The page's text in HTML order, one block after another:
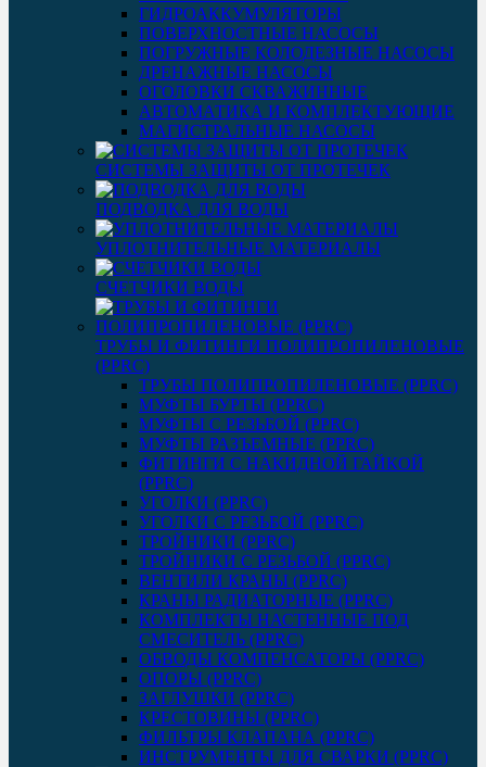
ГИДРОАККУМУЛЯТОРЫ
ПОВЕРХНОСТНЫЕ НАСОСЫ
ПОГРУЖНЫЕ КОЛОДЕЗНЫЕ НАСОСЫ
ДРЕНАЖНЫЕ НАСОСЫ
ОГОЛОВКИ СКВАЖИННЫЕ
АВТОМАТИКА И КОМПЛЕКТУЮЩИЕ
МАГИСТРАЛЬНЫЕ НАСОСЫ
СИСТЕМЫ ЗАЩИТЫ ОТ ПРОТЕЧЕК
ПОДВОДКА ДЛЯ ВОДЫ
УПЛОТНИТЕЛЬНЫЕ МАТЕРИАЛЫ
СЧЕТЧИКИ ВОДЫ
ТРУБЫ И ФИТИНГИ ПОЛИПРОПИЛЕНОВЫЕ
(PPRC)
ТРУБЫ ПОЛИПРОПИЛЕНОВЫЕ (PPRC)
МУФТЫ БУРТЫ (PPRC)
МУФТЫ C РЕЗЬБОЙ (PPRC)
МУФТЫ РАЗЪЕМНЫЕ (PPRC)
ФИТИНГИ С НАКИДНОЙ ГАЙКОЙ
(PPRC)
УГОЛКИ (PPRC)
УГОЛКИ С РЕЗЬБОЙ (PPRC)
ТРОЙНИКИ (PPRC)
ТРОЙНИКИ С РЕЗЬБОЙ (PPRC)
ВЕНТИЛИ КРАНЫ (PPRC)
КРАНЫ РАДИАТОРНЫЕ (PPRC)
КОМПЛЕКТЫ НАСТЕННЫЕ ПОД
СМЕСИТЕЛЬ (PPRC)
ОБВОДЫ КОМПЕНСАТОРЫ (PPRC)
ОПОРЫ (PPRC)
ЗАГЛУШКИ (PPRC)
КРЕСТОВИНЫ (PPRC)
ФИЛЬТРЫ КЛАПАНА (PPRC)
ИНСТРУМЕНТЫ ДЛЯ СВАРКИ (PPRC)